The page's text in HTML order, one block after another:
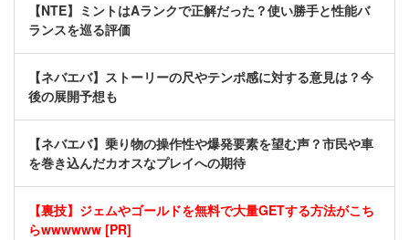
【NTE】ミントはAランクで正解だった？使い勝手と性能バ
ランスを巡る評価
【ネバエバ】ストーリーの尺やテンポ感に対する意見は？今
後の展開予想も
【ネバエバ】乗り物の操作性や爆発要素を望む声？市民や車
を巻き込んだカオスなプレイへの期待
【裏技】ジェムやゴールドを無料で大量GETする方法がこち
らwwwwww [PR]